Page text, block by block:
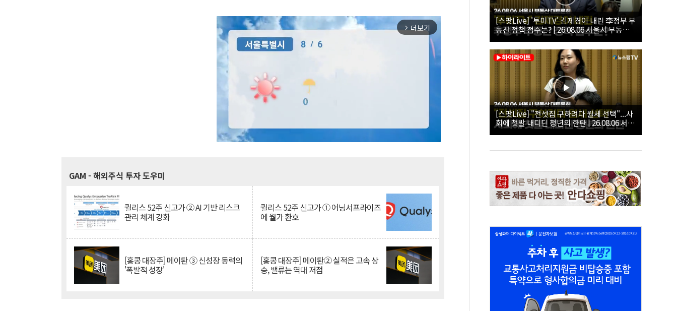
arrow_forward_ios 더보기
GAM - 해외주식 투자 도우미
퀄리스 52주 신고가 ② AI 기반 리스크
관리 체계 강화
퀄리스 52주 신고가 ① 어닝서프라이즈
에 월가 환호
[홍콩 대장주] 메이퇀 ③ 신성장 동력의
'폭발적 성장'
[홍콩 대장주] 메이퇀② 실적은 고속 상
승, 밸류는 역대 저점
[스팟Live] '투미TV' 김제경이 내린 李정부 부
동산 정책 점수는? | 26.08.06 서울시 부동산
대토론회
[스팟Live] "전셋집 구하려다 월세 선택"...사
회에 첫발 내디딘 청년의 한탄 | 26.08.06 서울
시 부동산 대토론회